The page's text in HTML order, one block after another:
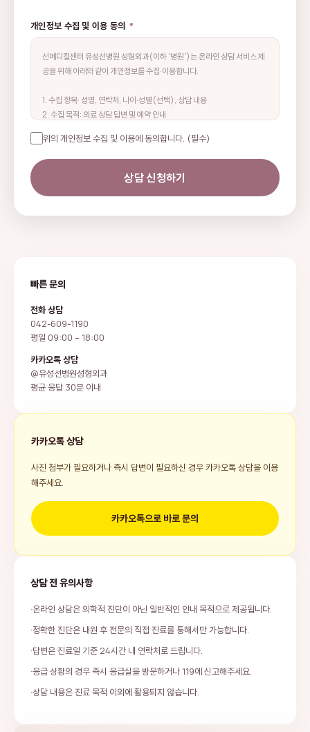
개인정보 수집 및 이용 동의 *
선메디컬센터 유성선병원 성형외과(이하 '병원')는 온라인 상담 서비스 제
공을 위해 아래와 같이 개인정보를 수집·이용합니다.
1. 수집 항목: 성명, 연락처, 나이·성별(선택), 상담 내용
2. 수집 목적: 의료 상담 답변 및 예약 안내
4. 동의를 거부할 권리가 있으며, 거부 시 온라인 상담 서비스 이용이 제한될
수 있습니다.
위의 개인정보 수집 및 이용에 동의합니다. (필수)
상담 신청하기
빠른 문의
전화 상담
042-609-1190
평일 09:00 – 18:00
카카오톡 상담
@유성선병원성형외과
평균 응답 30분 이내
카카오톡 상담
사진 첨부가 필요하거나 즉시 답변이 필요하신 경우 카카오톡 상담을 이용
해주세요.
카카오톡으로 바로 문의
상담 전 유의사항
온라인 상담은 의학적 진단이 아닌 일반적인 안내 목적으로 제공됩니다.
정확한 진단은 내원 후 전문의 직접 진료를 통해서만 가능합니다.
답변은 진료일 기준 24시간 내 연락처로 드립니다.
응급 상황의 경우 즉시 응급실을 방문하거나 119에 신고해주세요.
상담 내용은 진료 목적 이외에 활용되지 않습니다.